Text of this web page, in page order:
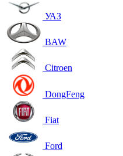
УАЗ
BAW
Citroen
DongFeng
Fiat
Ford